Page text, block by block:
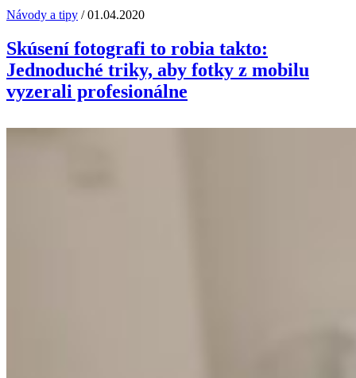
Návody a tipy / 01.04.2020
Skúsení fotografi to robia takto:
Jednoduché triky, aby fotky z mobilu
vyzerali profesionálne